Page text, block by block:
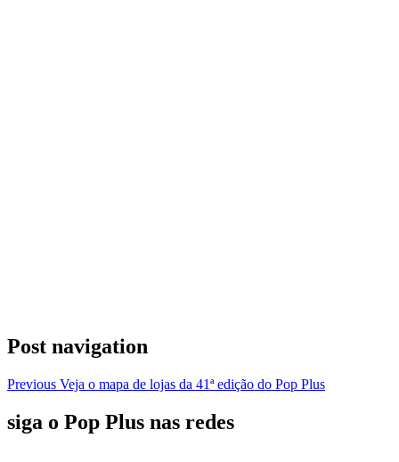
Post navigation
Previous Veja o mapa de lojas da 41ª edição do Pop Plus
siga o Pop Plus nas redes